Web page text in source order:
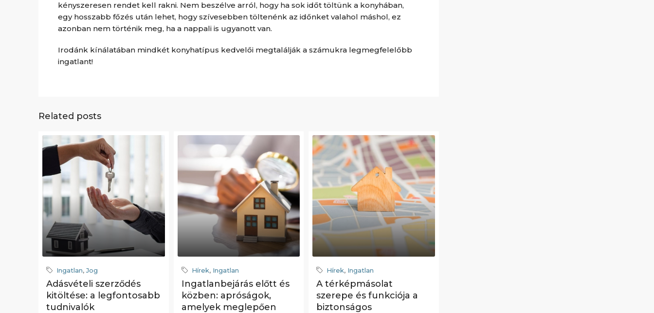
kényszeresen rendet kell rakni. Nem beszélve arról, hogy ha sok időt töltünk a konyhában,
egy hosszabb főzés után lehet, hogy szívesebben töltenénk az időnket valahol máshol, ez
azonban nem történik meg, ha a nappali is ugyanott van.
Irodánk kínálatában mindkét konyhatípus kedvelői megtalálják a számukra legmegfelelőbb
ingatlant!
Related posts
Ingatlan,Jog
Adásvételi szerződés
kitöltése: a legfontosabb
tudnivalók
Hírek, Ingatlan
Ingatlanbejárás előtt és
közben: apróságok,
amelyek meglepően
Hírek, Ingatlan
A térképmásolat
szerepe és funkciója a
biztonságos